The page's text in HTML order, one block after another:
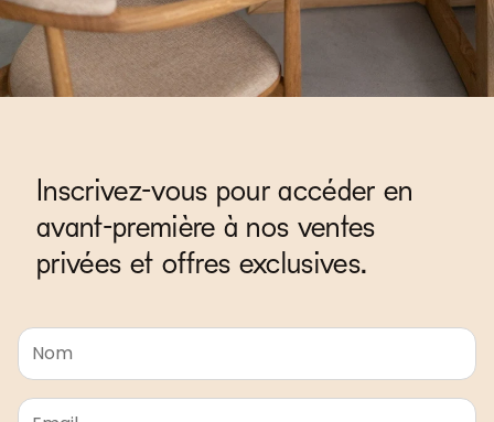
Inscrivez-vous pour accéder en
avant-première à nos ventes
privées et offres exclusives.